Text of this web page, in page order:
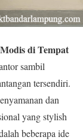
di Tempat
sambil
tersendiri.
dan
yang stylish
beberapa ide